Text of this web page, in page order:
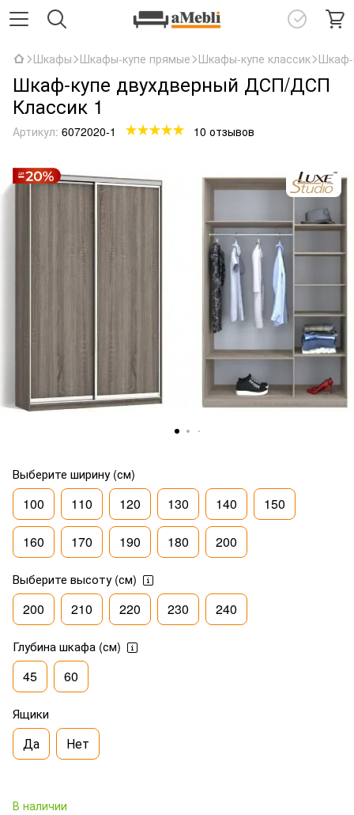
Шкафы Шкафы-купе прямые Шкафы-купе классик Шкаф-
Шкаф-купе двухдверный ДСП/ДСП
Классик 1
Артикул: 6072020-1 10 отзывов
Выберите ширину (см)
100 110 120 130 140 150
160 170 190 180 200
Выберите высоту (см)
200 210 220 230 240
Глубина шкафа (см)
45 60
Ящики
Да Нет
В наличии